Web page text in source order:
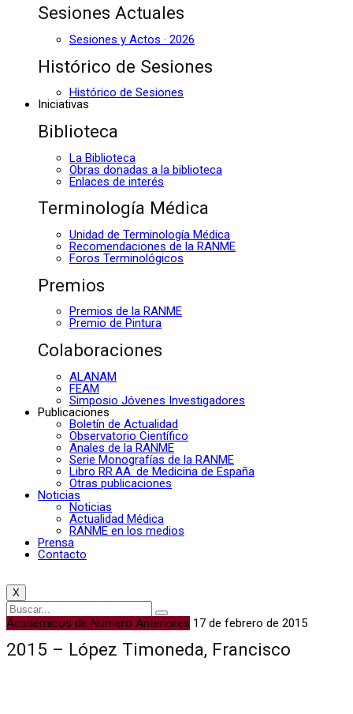
Sesiones Actuales
Sesiones y Actos · 2026
Histórico de Sesiones
Histórico de Sesiones
Iniciativas
Biblioteca
La Biblioteca
Obras donadas a la biblioteca
Enlaces de interés
Terminología Médica
Unidad de Terminología Médica
Recomendaciones de la RANME
Foros Terminológicos
Premios
Premios de la RANME
Premio de Pintura
Colaboraciones
ALANAM
FEAM
Simposio Jóvenes Investigadores
Publicaciones
Boletín de Actualidad
Observatorio Científico
Anales de la RANME
Serie Monografías de la RANME
Libro RR.AA. de Medicina de España
Otras publicaciones
Noticias
Noticias
Actualidad Médica
RANME en los medios
Prensa
Contacto
X
Académicos de Número Anteriores 17 de febrero de 2015
2015 – López Timoneda, Francisco